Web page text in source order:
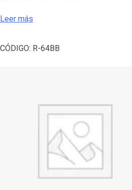
Leer más
CÓDIGO: R-64BB